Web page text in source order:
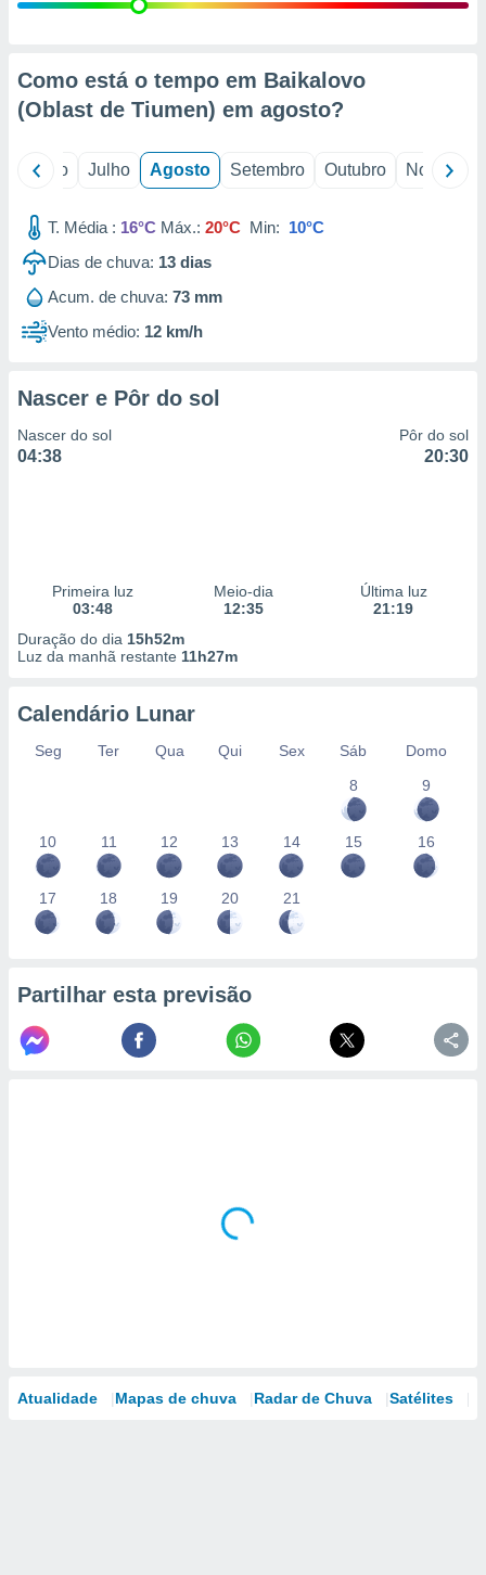
através
estudos
1199
Como está o tempo em Baikalovo
(Oblast de Tiumen) em agosto?
Junho Julho Agosto Setembro Outubro Novembro
T. Média : 16°C Máx.: 20°C Min: 10°C
Dias de chuva: 13 dias
Acum. de chuva: 73 mm
Vento médio: 12 km/h
Nascer e Pôr do sol
Nascer do sol
04:38
Pôr do sol
20:30
Primeira luz
03:48
Meio-dia
12:35
Última luz
21:19
Duração do dia 15h52m
Luz da manhã restante 11h27m
Calendário Lunar
Seg Ter Qua Qui Sex Sáb
Domo
8
9
10 11 12 13 14 15 16
17 18 19 20 21
Partilhar esta previsão
Atualidade Mapas de chuva Radar de Chuva Satélites